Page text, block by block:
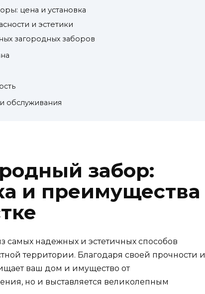
цена и установка
и эстетики
загородных заборов
обслуживания
забор:
и преимущества
самых надежных и эстетичных способов
территории. Благодаря своей прочности и
ваш дом и имущество от
но и выставляется великолепным